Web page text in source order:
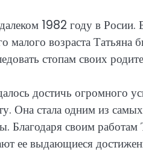
1982 году в
малого возраста Татьяна
стопам своих
достичь огромного
Она стала одним из
Благодаря своим
ее выдающиеся